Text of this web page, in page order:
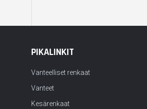
PIKALINKIT
Vanteelliset renkaat
Vanteet
Kesärenkaat